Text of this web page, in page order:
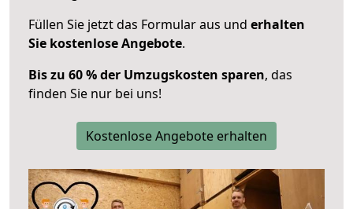
Füllen Sie jetzt das Formular aus und erhalten
Sie kostenlose Angebote.
Bis zu 60 % der Umzugskosten sparen, das
finden Sie nur bei uns!
Kostenlose Angebote erhalten